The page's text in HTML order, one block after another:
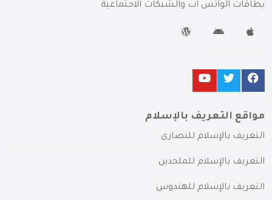
بطاقات الواتس آب والشبكات الاجتماعية
مواقع التعريف بالإسلام
التعريف بالإسلام للنصارى
التعريف بالإسلام للملحدين
التعريف بالإسلام للهندوس